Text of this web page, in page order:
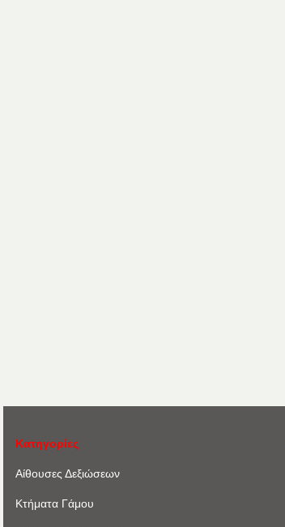
Κατηγορίες
Αίθουσες Δεξιώσεων
Κτήματα Γάμου